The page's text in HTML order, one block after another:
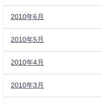
2010年6月
2010年5月
2010年4月
2010年3月